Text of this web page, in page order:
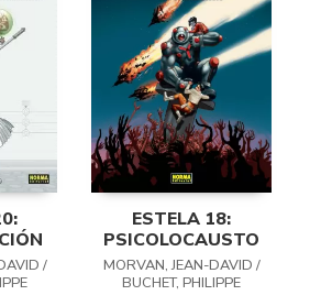
/
ESTELA 18:
PSICOLOCAUSTO
MORVAN, JEAN-DAVID /
BUCHET, PHILIPPE